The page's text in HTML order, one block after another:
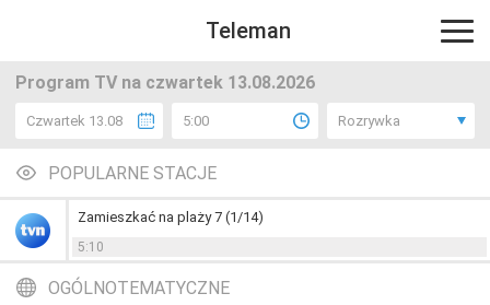
Teleman
Program TV na czwartek 13.08.2026
Czwartek 13.08 5:00 Rozrywka
POPULARNE STACJE
Zamieszkać na plaży 7 (1/14)
5:10
OGÓLNOTEMATYCZNE